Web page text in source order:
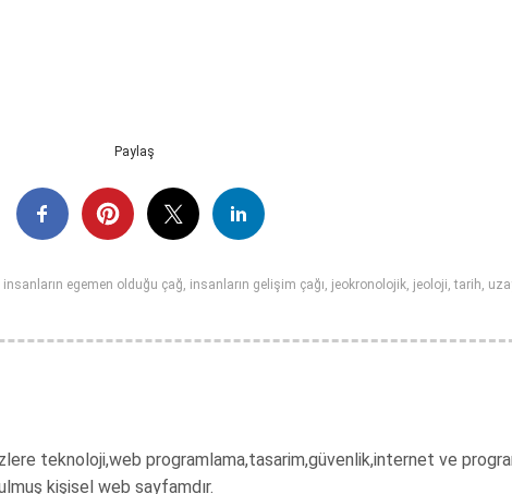
Paylaş
insanların egemen olduğu çağ, insanların gelişim çağı, jeokronolojik, jeoloji,tarih,
teknoloji,web programlama,tasarim,güvenlik,internet ve
kişisel web sayfamdır.